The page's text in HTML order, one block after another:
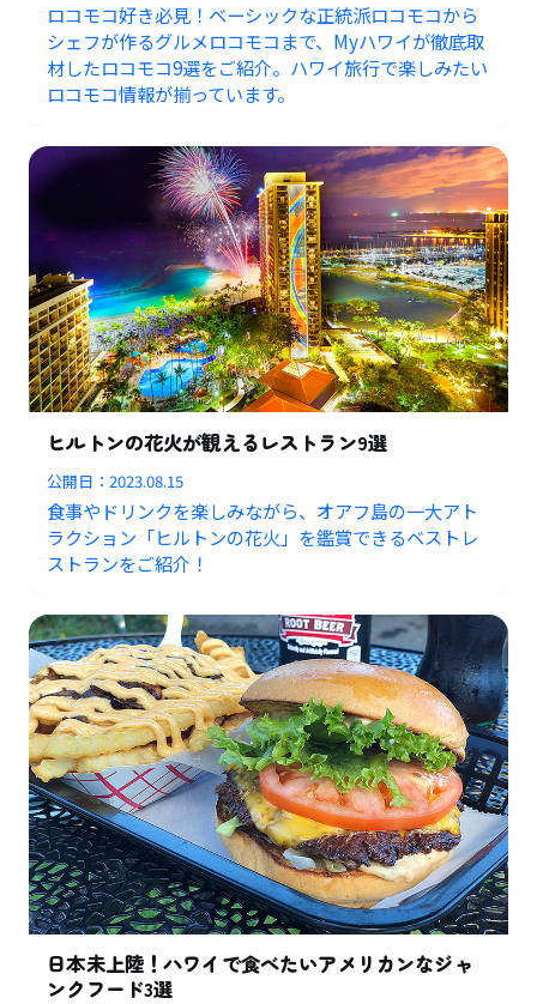
ロコモコ好き必見！ベーシックな正統派ロコモコから
シェフが作るグルメロコモコまで、Myハワイが徹底取
材したロコモコ9選をご紹介。ハワイ旅行で楽しみたい
ロコモコ情報が揃っています。
ヒルトンの花火が観えるレストラン9選
公開日：2023.08.15
食事やドリンクを楽しみながら、オアフ島の一大アト
ラクション「ヒルトンの花火」を鑑賞できるベストレ
ストランをご紹介！
日本未上陸！ハワイで食べたいアメリカンなジャ
ンクフード3選